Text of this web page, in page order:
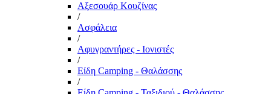
Αξεσουάρ Κουζίνας
/
Ασφάλεια
/
Αφυγραντήρες - Ιονιστές
/
Είδη Camping - Θαλάσσης
/